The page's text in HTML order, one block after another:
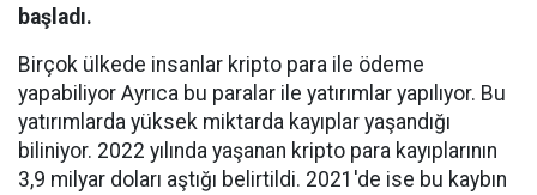
başladı.
Birçok ülkede insanlar kripto para ile ödeme
yapabiliyor Ayrıca bu paralar ile yatırımlar yapılıyor. Bu
yatırımlarda yüksek miktarda kayıplar yaşandığı
biliniyor. 2022 yılında yaşanan kripto para kayıplarının
3,9 milyar doları aştığı belirtildi. 2021'de ise bu kaybın